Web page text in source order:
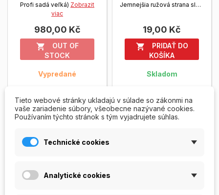
Profi sadá veľká) Zobrazit
viac
980,00 Kč

OUT OF
STOCK
Vypredané
Jemnejšia ružová strana slúži
19,00 Kč

PRIDAŤ DO
KOŠÍKA
Skladom
VYPREDANÉ VYPREDANÉ
Tieto webové stránky ukladajú v súlade so zákonmi na
vaše zariadenie súbory, všeobecne nazývané cookies.
Používaním týchto stránok s tým vyjadrujete súhlas.
Technické cookies
Analytické cookies